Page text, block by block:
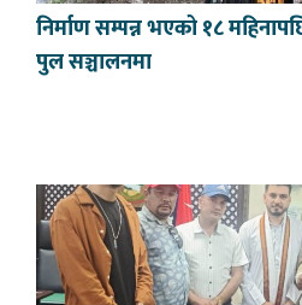
निर्माण सम्पन्न भएको १८
पुल सञ्चालनमा